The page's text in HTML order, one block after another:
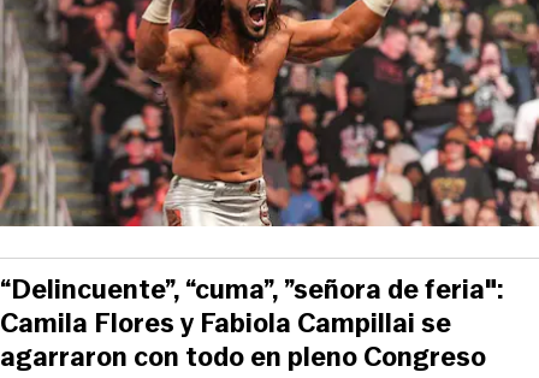
“Delincuente”, “cuma”, ”señora de feria":
Camila Flores y Fabiola Campillai se
agarraron con todo en pleno Congreso